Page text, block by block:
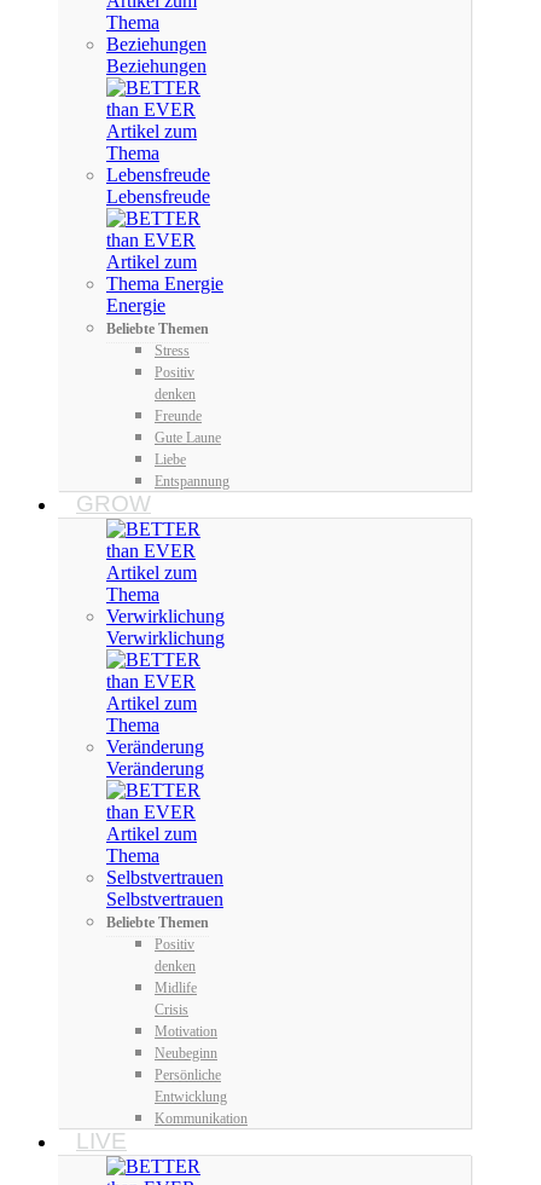
Beziehungen
Lebensfreude
Energie
Beliebte Themen
Stress
Positiv
denken
Freunde
Gute Laune
Liebe
Entspannung
GROW
Verwirklichung
Veränderung
Selbstvertrauen
Beliebte Themen
Positiv
denken
Midlife
Crisis
Motivation
Neubeginn
Persönliche
Entwicklung
Kommunikation
LIVE